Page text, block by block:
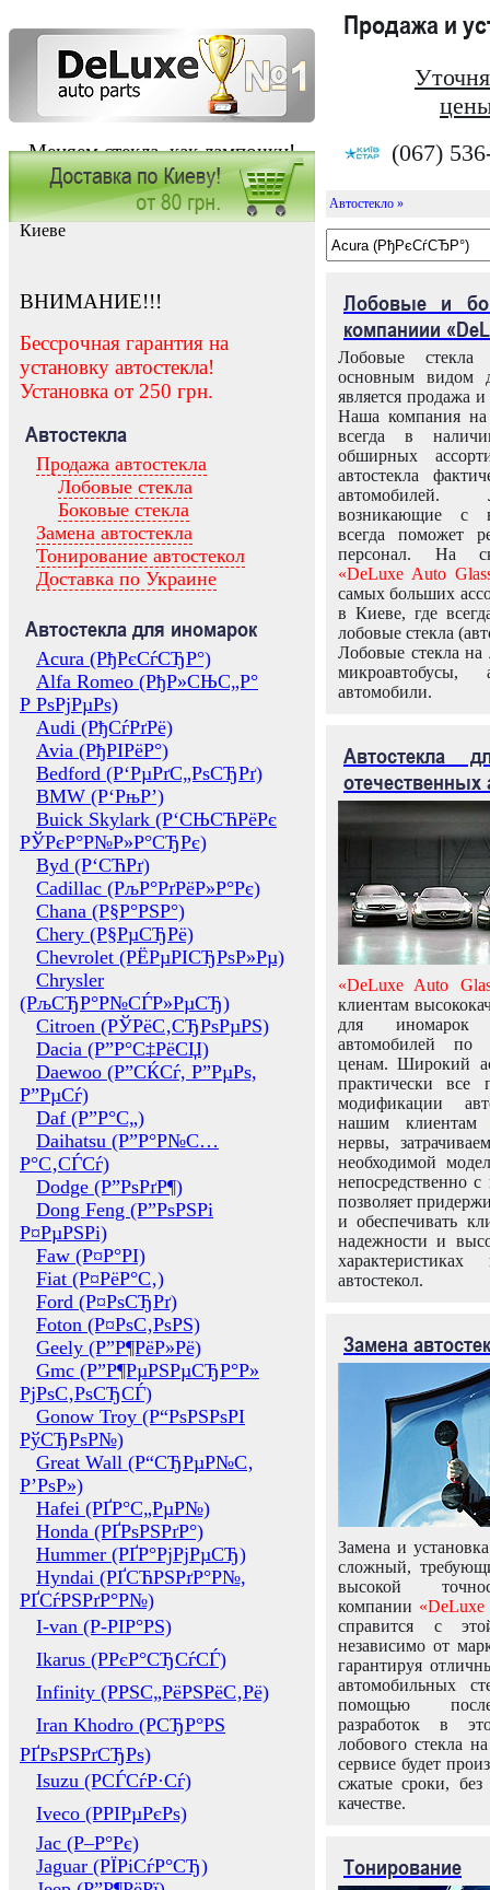
Меняем стекла, как лампочки!
Продажа и
(067)
Заказать установку автостекла в
Киеве
ВНИМАНИЕ!!!
Бессрочная гарантия на
установку автостекла!
Установка от 250 грн.
Автостекла
Продажа автостекла
Лобовые стекла
Боковые стекла
Замена автостекла
Тонирование автостекол
Доставка по Украине
Автостекла для иномарок
Acura (РђРєСѓСЂР°)
Alfa Romeo (РђР»СЊС„Р°
Р РѕРјРµРѕ)
Audi (РђСѓРґРё)
Avia (РђРІРёР°)
Bedford (Р‘РµРґС„РѕСЂРґ)
BMW (Р‘РњР’)
Buick Skylark (Р‘СЊСЋРёРє
РЎРєР°Р№Р»Р°СЂРє)
Byd (Р‘СЋРґ)
Cadillac (РљР°РґРёР»Р°Рє)
Chana (Р§Р°РЅР°)
Chery (Р§РµСЂРё)
Chevrolet (РЁРµРІСЂРѕР»Рµ)
Chrysler
(РљСЂР°Р№СЃР»РµСЂ)
Citroen (РЎРёС‚СЂРѕРµРЅ)
Dacia (Р”Р°С‡РёСЏ)
Daewoo (Р”СЌСѓ, Р”РµРѕ,
Р”РµСѓ)
Daf (Р”Р°С„)
Daihatsu (Р”Р°Р№С…
Р°С‚СЃСѓ)
Dodge (Р”РѕРґР¶)
Dong Feng (Р”РѕРЅРі
Р¤РµРЅРі)
Faw (Р¤Р°РІ)
Fiat (Р¤РёР°С‚)
Ford (Р¤РѕСЂРґ)
Foton (Р¤РѕС‚РѕРЅ)
Geely (Р”Р¶РёР»Рё)
Gmc (Р”Р¶РµРЅРµСЂР°Р»
РјРѕС‚РѕСЂСЃ)
Gonow Troy (Р“РѕРЅРѕРІ
РўСЂРѕР№)
Great Wall (Р“СЂРµР№С‚
Р’РѕР»)
Hafei (РҐР°С„РµР№)
Honda (РҐРѕРЅРґР°)
Hummer (РҐР°РјРјРµСЂ)
Hyndai (РҐСЋРЅРґР°Р№,
РҐСѓРЅРґР°Р№)
I-van (Р-РІР°РЅ)
Ikarus (РРєР°СЂСѓСЃ)
Infinity (РРЅС„РёРЅРёС‚Рё)
Iran Khodro (РСЂР°РЅ
РҐРѕРЅРґСЂРѕ)
Isuzu (РСЃСѓР·Сѓ)
Iveco (РРІРµРєРѕ)
Jac (Р–Р°Рє)
Jaguar (РЇРіСѓР°СЂ)
Автостекло »
Лобовые и
компаниии
Лобовые
основным видом
является продажа и
Наша компания на
всегда в
обширных
автостекла
возникающие с
всегда поможет
персонал. На
«DeLuxe Auto
самых больших
в Киеве, где
лобовые стекла
Лобовые стекла на
микроавтобусы,
автомобили.
Автостекла
отечественных
«DeLuxe Auto
клиентам
для иномарок
автомобилей
ценам. Широкий
практически все
модификации
нашим клиентам
нервы,
необходимой
непосредственно
позволяет
и обеспечивать
надежности и
автостекол.
Замена
Замена и
сложный,
высокой
компании «DeLuxe
справится с
независимо от
гарантируя
автомобильных
помощью
разработок в
лобового стекла
сервисе будет
сжатые сроки,
качестве.
Тонирование